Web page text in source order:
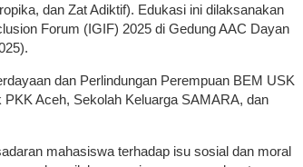
dan Zat Adiktif). Edukasi ini dilaksanakan
Forum (IGIF) 2025 di Gedung AAC Dayan
dan Perlindungan Perempuan BEM USK
Aceh, Sekolah Keluarga SAMARA, dan
mahasiswa terhadap isu sosial dan moral